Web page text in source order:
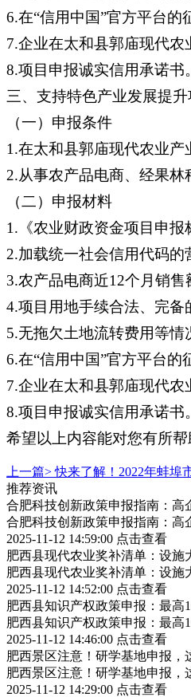
6.在“信用中国”官方平台
7.企业在太和县郭庙现代农
8.项目申报诚实信用承诺书。
三、支持特色产业发展提升
（一）申报条件
1.在太和县郭庙现代农业产
2.从事农产品电商、经果
（二）申报材料
1.《农业财政资金项目申报
2.加载统一社会信用代码
3.农产品电商近12个月销
4.项目用地手续合法、完备
5.无拖欠土地流转费用等情
6.在“信用中国”官方平台
7.企业在太和县郭庙现代农
8.项目申报诚实信用承诺书。
希望以上内容能对您有所
上一篇> 快来了解！2022年蚌埠
推荐资讯
合肥科技创新政策申报指南：高
合肥科技创新政策申报指南：高
2025-11-12 14:59:00 点击查看
肥西县现代农业奖补清单：设
肥西县现代农业奖补清单：设
2025-11-12 14:52:00 点击查看
肥西县知识产权政策申报：最高
肥西县知识产权政策申报：最高
2025-11-12 14:46:00 点击查看
肥西景区注意！研学基地申报，
肥西景区注意！研学基地申报，
2025-11-12 14:29:00 点击查看